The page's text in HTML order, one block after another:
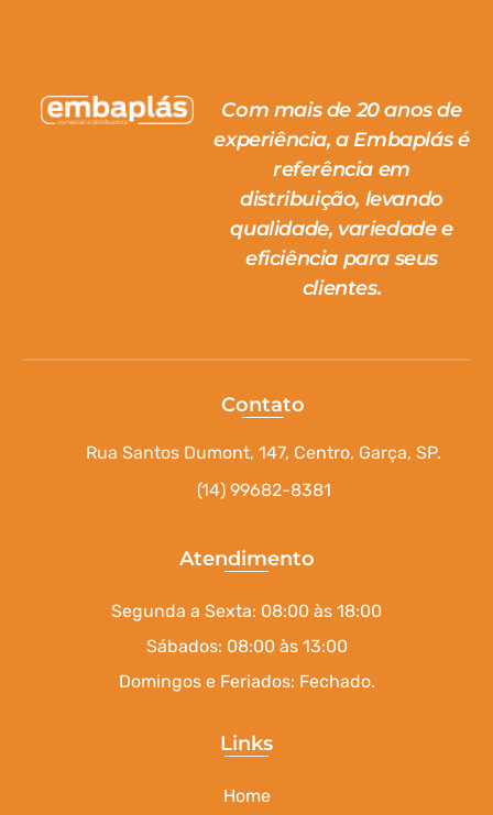
Com mais de 20 anos de
experiência, a Embaplás é
referência em
distribuição, levando
qualidade, variedade e
eficiência para seus
clientes.
Contato
Rua Santos Dumont, 147, Centro, Garça, SP.
(14) 99682-8381
Atendimento
Segunda a Sexta: 08:00 às 18:00
Sábados: 08:00 às 13:00
Domingos e Feriados: Fechado.
Links
Home